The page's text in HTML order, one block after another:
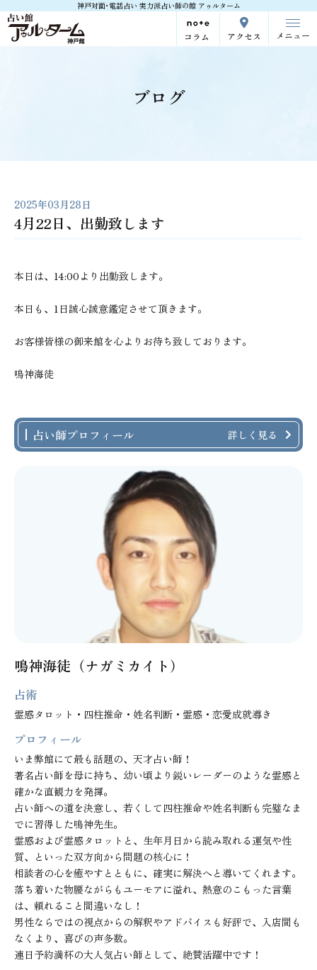
神戸対面･電話占い 実力派占い師の館 アゥルターム
コラム アクセス メニュー
ブログ
2025年03月28日
4月22日、出勤致します
本日は、14:00より出勤致します。
本日も、1日誠心誠意鑑定させて頂きます。
お客様皆様の御来館を心よりお待ち致しております。
鳴神海徒
占い師プロフィール 詳しく見る
鳴神海徒（ナガミカイト）
占術
霊感タロット・四柱推命・姓名判断・霊感・恋愛成就導き
プロフィール
いま弊館にて最も話題の、天才占い師！
著名占い師を母に持ち、幼い頃より鋭いレーダーのような霊感と
確かな直観力を発揮。
占い師への道を決意し、若くして四柱推命や姓名判断も完璧なま
でに習得した鳴神先生。
霊感および霊感タロットと、生年月日から読み取れる運気や性
質、といった双方向から問題の核心に！
相談者の心を癒やすとともに、確実に解決へと導いてくれます。
落ち着いた物腰ながらもユーモアに溢れ、熱意のこもった言葉
は、頼れること間違いなし！
男性ならではの視点からの解釈やアドバイスも好評で、入店間も
なくより、喜びの声多数。
連日予約満杯の大人気占い師として、絶賛活躍中です！